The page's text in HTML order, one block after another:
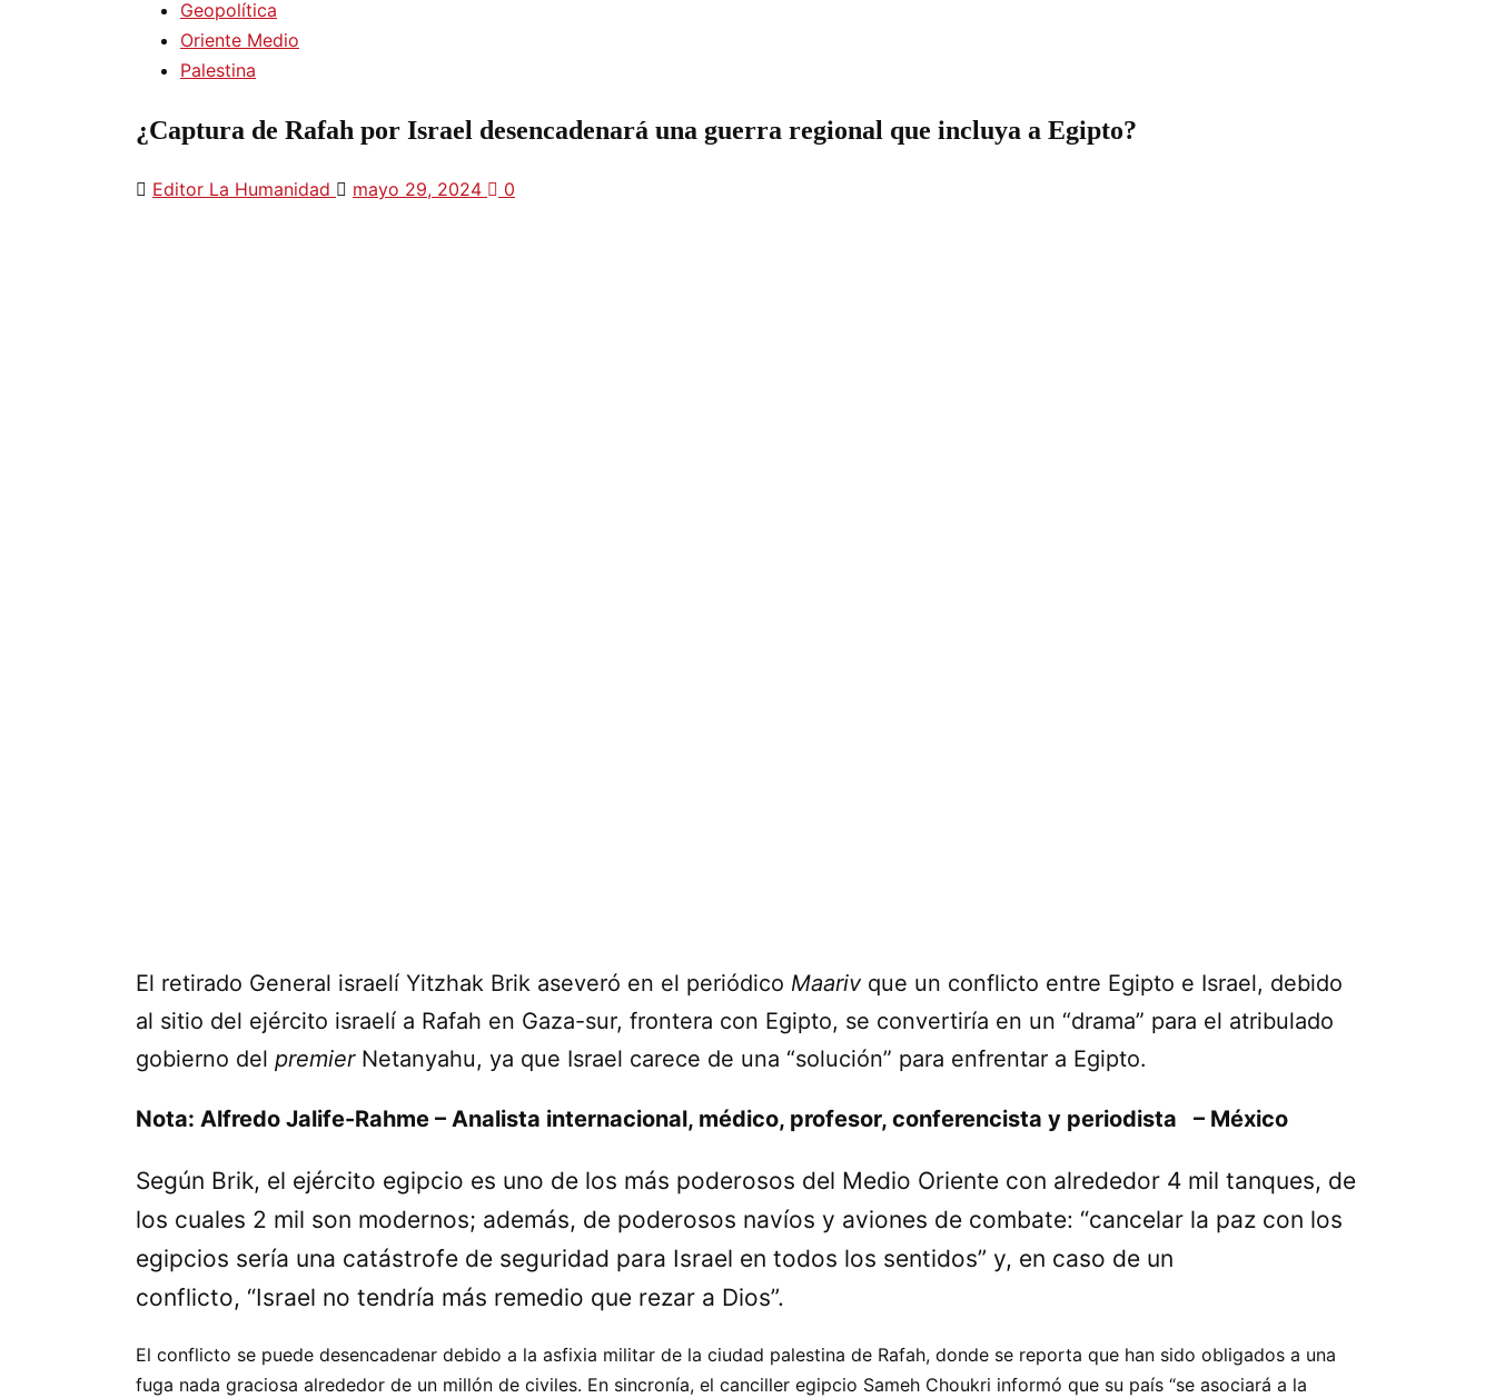
Geopolítica
Oriente Medio
Palestina
¿Captura de Rafah por Israel desencadenará una guerra regional que incluya a Egipto?
Editor La Humanidad mayo 29, 2024 0
El retirado General israelí Yitzhak Brik aseveró en el periódico Maarivque un conflicto entre Egipto e Israel, debido
al sitio del ejército israelí a Rafah en Gaza-sur, frontera con Egipto, se convertiría en un
drama
para el atribulado
gobierno del premierNetanyahu, ya que Israel carece de una solución para enfrentar a Egipto.
Nota: Alfredo Jalife-Rahme – Analista internacional, médico, profesor, conferencista y periodista – México
Según Brik, el ejército egipcio es uno de los más poderosos del Medio Oriente con alrededor 4 mil tanques, de
los cuales 2 mil son modernos; además, de poderosos navíos y aviones de combate:
cancelar la paz con los
egipcios sería una catástrofe de seguridad para Israel en todos los sentidos
y, en caso de un
conflicto,
Israel no tendría más remedio que rezar a Dios .
El conflicto se puede desencadenar debido a la asfixia militar de la ciudad palestina de Rafah, donde se reporta que han sido obligados a una
fuga nada graciosa alrededor de un millón de civiles. En sincronía, el canciller egipcio Sameh Choukri informó que su país se asociará a la